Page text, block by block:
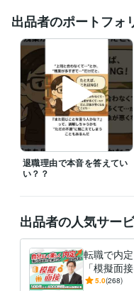
・土日祝
・外出中
・仕事中
・その他、メッセージに気づ
経験職種
マーケティング / ブランディ
営業 / 技術営業 経験年数 : 1
経営・マネジメント / 事業
管理 / 総務 経験年数 : 3年
人事 / 中途採用 経験年数 :
職歴
医療系ベンチャー 2019年4
個人事業主 2022年1月 ~ 現
資格・検定
第三種電気主任技術者 取
放射線取扱主任者 取得年 :
出品者のポートフォ
退職理由で本音を答えてい
い？？
出品者の人気サー
転職で内
「模擬面
0業種以上
5.0(268)